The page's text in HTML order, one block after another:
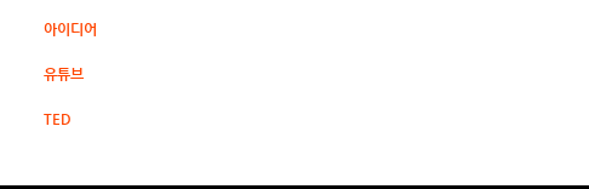
아이디어
유튜브
TED